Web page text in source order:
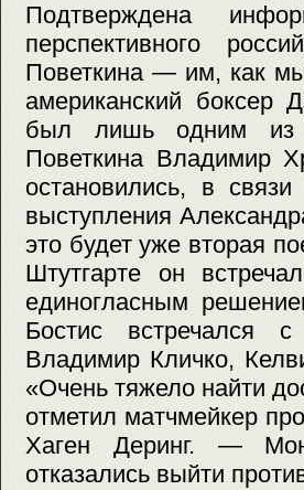
Подтверждена
перспективного
Поветкина — им, как
американский боксер
был лишь одним из
Поветкина Владимир
остановились, в
выступления
это будет уже вторая
Штутгарте он
единогласным
Бостис встречался
Владимир Кличко,
«Очень тяжело найти
отметил матчмейкер
Хаген Деринг. —
отказались выйти